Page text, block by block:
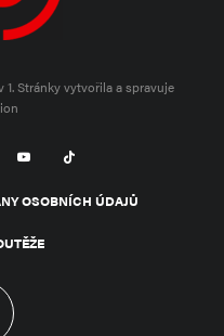
1.Stránky vytvořila a spravuje
OSOBNÍCH ÚDAJŮ